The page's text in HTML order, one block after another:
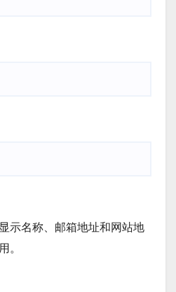
示名称、邮箱地址和网站地
。